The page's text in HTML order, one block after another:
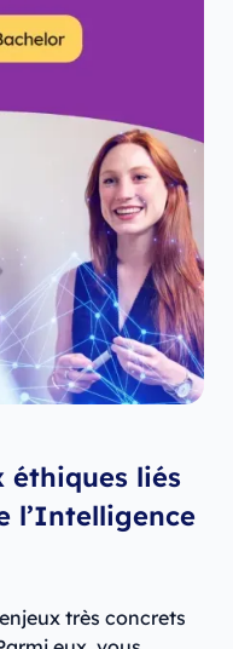
éthiques liés
l’Intelligence
très concrets